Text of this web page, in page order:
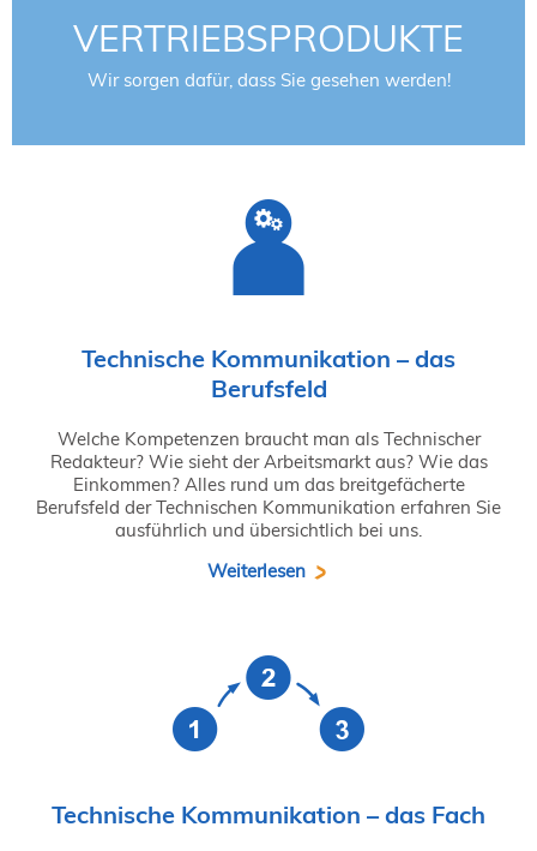
VERTRIEBSPRODUKTE
Wir sorgen dafür, dass Sie gesehen werden!
Technische Kommunikation – das Fach
Technische Kommunikation – das
Berufsfeld
Welche Kompetenzen braucht man als Technischer
Redakteur? Wie sieht der Arbeitsmarkt aus? Wie das
Einkommen? Alles rund um das breitgefächerte
Berufsfeld der Technischen Kommunikation erfahren Sie
ausführlich und übersichtlich bei uns.
Weiterlesen